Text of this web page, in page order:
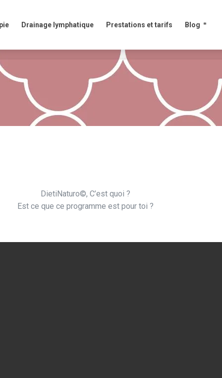
Drainage lymphatique Prestations et tarifs Blog
DietiNaturo©, C’est quoi ?
Est ce que ce programme est pour toi ?